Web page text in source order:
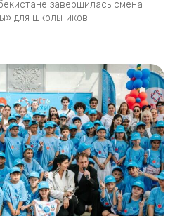
завершилась смена
для школьников